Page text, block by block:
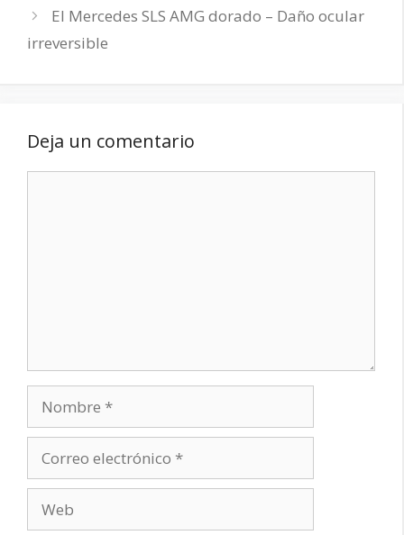
El Mercedes SLS AMG dorado – Daño ocular
irreversible
Deja un comentario
electrónico